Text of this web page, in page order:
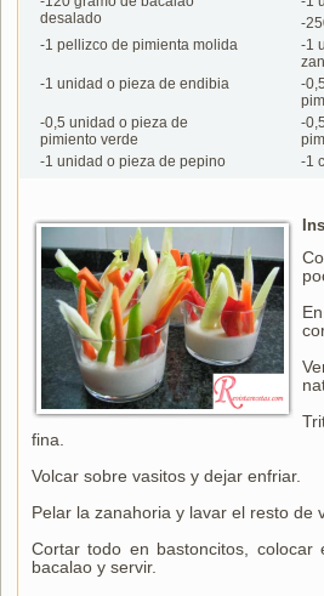
desalado
-
-1 pellizco de pimienta molida -1
-1 unidad o pieza de endibia -0,5
-0,5 unidad o pieza de
pimiento verde
-0,5
-1 unidad o pieza de pepino -1
fina.
Volcar sobre vasitos y dejar enfriar.
Pelar la zanahoria y lavar el resto de
Cortar todo en bastoncitos,
bacalao y servir.